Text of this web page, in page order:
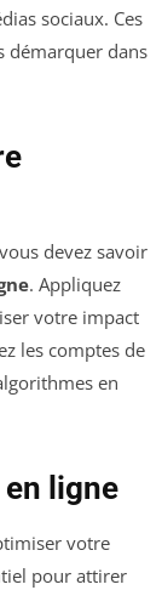
sociaux. Ces
démarquer dans
devez savoir
. Appliquez
votre impact
les comptes de
en
ligne
votre
pour attirer